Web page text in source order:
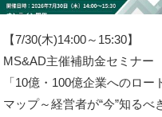
【7/30(木)14:00～15:30】
MS&AD主催補助金セミナー
「10億・100億企業へのロー
マップ～経営者が“今”知るべ